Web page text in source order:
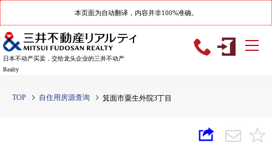
本页面为自动翻译，内容并非100%准确。
日本不动产买卖，交给龙头企业的三井不动产
Realty
TOP 自住用房源查询 箕面市粟生外院3丁目